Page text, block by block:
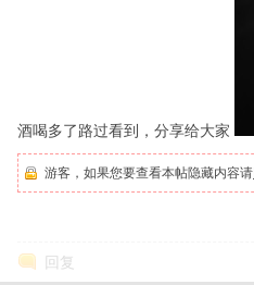
酒喝多了路过看到，分享给大家
游客，如果您要查看本帖隐藏内容请
回复